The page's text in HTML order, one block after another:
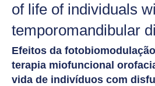
of life of individuals
temporomandibular
Efeitos da
terapia miofuncional
vida de indivíduos com